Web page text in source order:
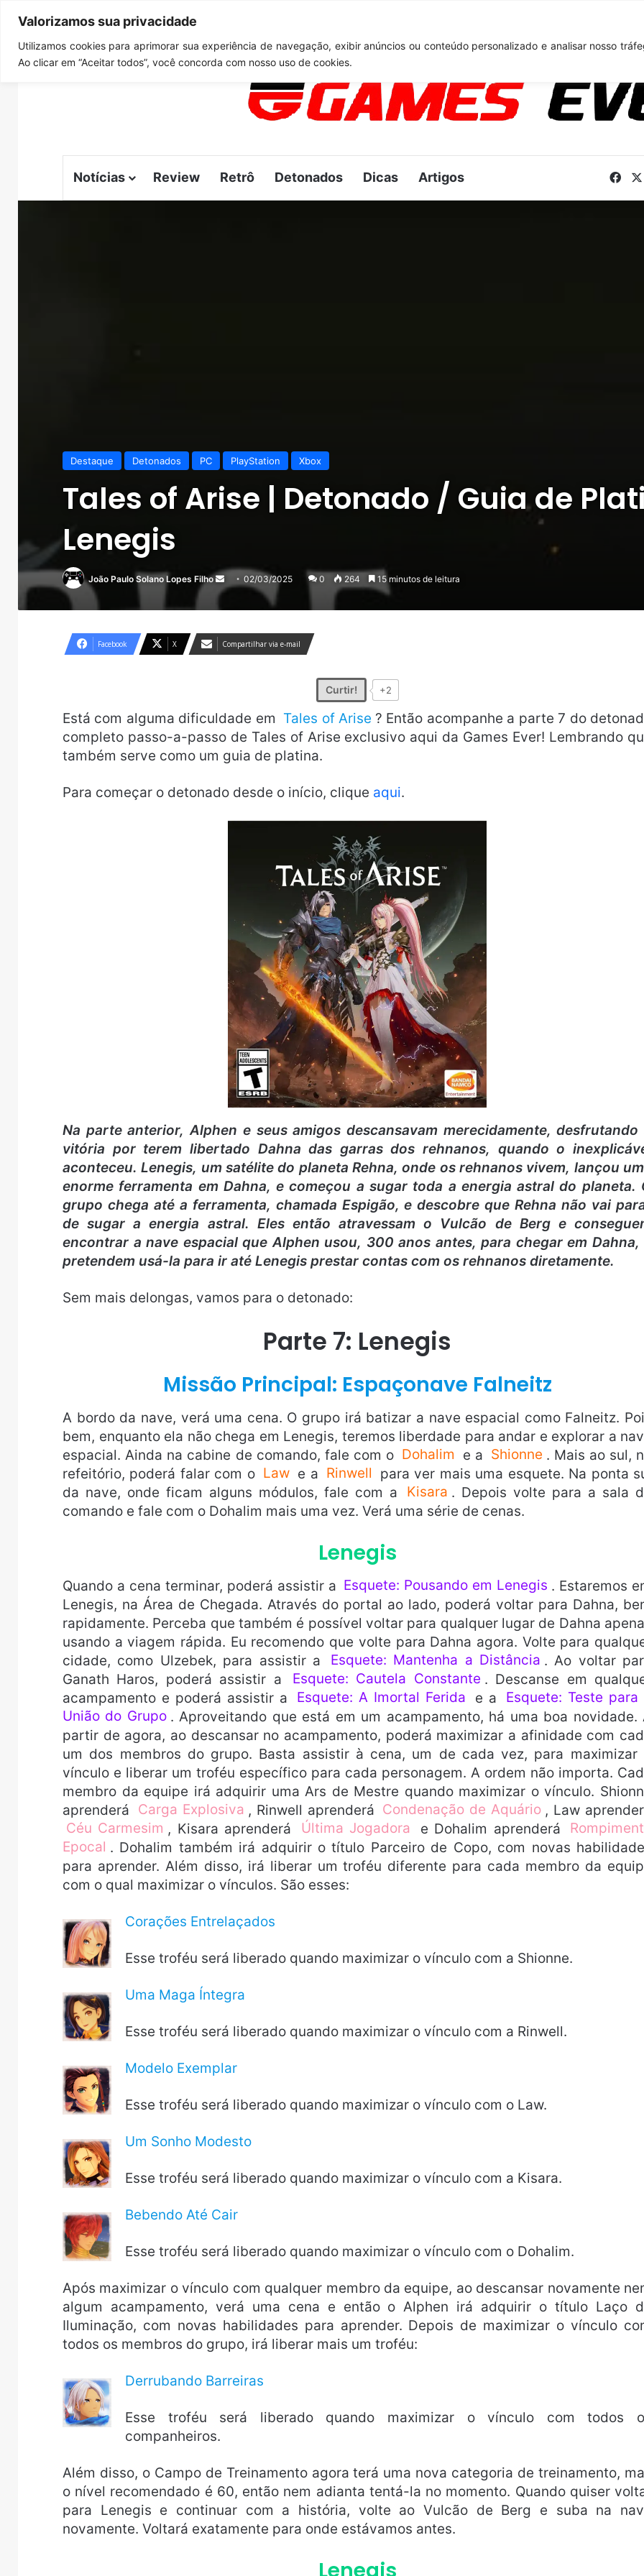
Valorizamos sua privacidade
Utilizamos cookies para aprimorar sua experiência de navegação, exibir anúncios ou conteúdo personalizado e analisar nosso
Ao clicar em “Aceitar todos”, você concorda com nosso uso de cookies.
sábado, agosto 8 2026
Notícias Review Retrô Detonados Dicas Artigos
Destaque Detonados PC PlayStation Xbox
Tales of Arise | Detonado / Guia de
Lenegis
João Paulo Solano Lopes Filho
Mande
e-
02/03/2025 0 264 15 minutos de leitura
Facebook X Compartilhar via e-mail
Curtir! +2
Está com alguma dificuldade em Tales of Arise ? Então acompanhe a parte 7 do
completo passo-a-passo de Tales of Arise exclusivo aqui da Games Ever! Lembrando
também serve como um guia de platina.
Para começar o detonado desde o início, clique aqui.
Na parte anterior, Alphen e seus amigos descansavam merecidamente, desfrutando
vitória por terem libertado Dahna das garras dos rehnanos, quando o
aconteceu. Lenegis, um satélite do planeta Rehna, onde os rehnanos vivem, lançou
enorme ferramenta em Dahna, e começou a sugar toda a energia astral do planeta.
grupo chega até a ferramenta, chamada Espigão, e descobre que Rehna não vai
de sugar a energia astral. Eles então atravessam o Vulcão de Berg e
encontrar a nave espacial que Alphen usou, 300 anos antes, para chegar em Dahna,
pretendem usá-la para ir até Lenegis prestar contas com os rehnanos diretamente.
Sem mais delongas, vamos para o detonado:
Parte 7: Lenegis
Missão Principal: Espaçonave Falneitz
A bordo da nave, verá uma cena. O grupo irá batizar a nave espacial como Falneitz.
bem, enquanto ela não chega em Lenegis, teremos liberdade para andar e explorar a
espacial. Ainda na cabine de comando, fale com o Dohalim e a Shionne . Mais ao sul,
refeitório, poderá falar com o Law e a Rinwell
para ver mais uma esquete. Na ponta
da nave, onde ficam alguns módulos, fale com a
Kisara . Depois volte para a sala
comando e fale com o Dohalim mais uma vez. Verá uma série de cenas.
Lenegis
Quando a cena terminar, poderá assistir a Esquete: Pousando em Lenegis . Estaremos
Lenegis, na Área de Chegada. Através do portal ao lado, poderá voltar para Dahna,
rapidamente. Perceba que também é possível voltar para qualquer lugar de Dahna
usando a viagem rápida. Eu recomendo que volte para Dahna agora. Volte para
cidade, como Ulzebek, para assistir a
Esquete: Mantenha a Distância . Ao voltar
Ganath Haros, poderá assistir a
Esquete: Cautela Constante . Descanse em
acampamento e poderá assistir a
Esquete: A Imortal Ferida e a
Esquete: Teste para
União do Grupo . Aproveitando que está em um acampamento, há uma boa novidade.
partir de agora, ao descansar no acampamento, poderá maximizar a afinidade com
um dos membros do grupo. Basta assistir à cena, um de cada vez, para maximizar
vínculo e liberar um troféu específico para cada personagem. A ordem não importa.
membro da equipe irá adquirir uma Ars de Mestre quando maximizar o vínculo.
aprenderá
Carga Explosiva , Rinwell aprenderá Condenação de Aquário , Law
Céu Carmesim , Kisara aprenderá Última Jogadora e Dohalim aprenderá
Epocal . Dohalim também irá adquirir o título Parceiro de Copo, com novas
para aprender. Além disso, irá liberar um troféu diferente para cada membro da
com o qual maximizar o vínculos. São esses:
Corações Entrelaçados
Esse troféu será liberado quando maximizar o vínculo com a Shionne.
Uma Maga Íntegra
Esse troféu será liberado quando maximizar o vínculo com a Rinwell.
Modelo Exemplar
Esse troféu será liberado quando maximizar o vínculo com o Law.
Um Sonho Modesto
Esse troféu será liberado quando maximizar o vínculo com a Kisara.
Bebendo Até Cair
Esse troféu será liberado quando maximizar o vínculo com o Dohalim.
Após maximizar o vínculo com qualquer membro da equipe, ao descansar novamente
algum acampamento, verá uma cena e então o Alphen irá adquirir o título Laço
Iluminação, com novas habilidades para aprender. Depois de maximizar o vínculo
todos os membros do grupo, irá liberar mais um troféu:
Derrubando Barreiras
Esse troféu será liberado quando maximizar o vínculo com todos
companheiros.
Além disso, o Campo de Treinamento agora terá uma nova categoria de treinamento,
o nível recomendado é 60, então nem adianta tentá-la no momento. Quando quiser
para Lenegis e continuar com a história, volte ao Vulcão de Berg e suba na
novamente. Voltará exatamente para onde estávamos antes.
Lenegis